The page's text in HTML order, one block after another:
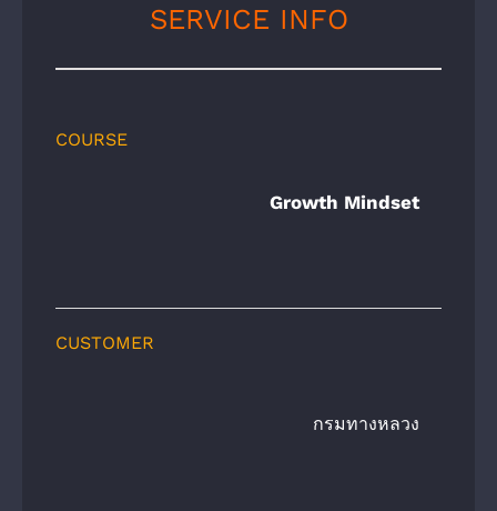
SERVICE INFO
COURSE
Growth Mindset
CUSTOMER
กรมทางหลวง